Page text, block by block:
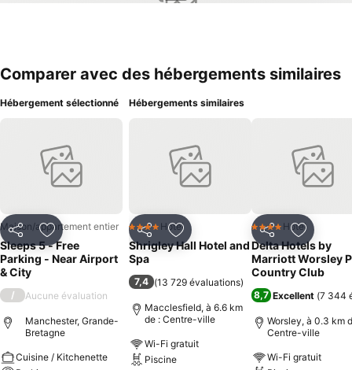
Comparer avec des hébergements similaires
Hébergement sélectionné
PartagerAjouter à mes favoris
Maison/appartement entier
Sleeps 5 - Free
Parking - Near Airport
& City
/ Aucune évaluation
Manchester, Grande-
Bretagne
Cuisine / Kitchenette
Hébergements similaires
PartagerAjouter à mes favoris
4 ÉtoilesHotel
Shrigley Hall Hotel and
Spa
7,4 (13 729 évaluations)
Macclesfield, à 6.6 km
de : Centre-ville
Wi-Fi gratuit
Piscine
PartagerAjouter
4 ÉtoilesHotel
Delta Hotels by
Marriott Worsley
Country Club
8,7 Excellent (7 344
Worsley, à 0.3 km
Centre-ville
Wi-Fi gratuit